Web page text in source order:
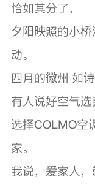
恰如其分了，
夕阳映照的小
动。
四月的徽州 如
有人说好空气选
选择COLMO空
家。
我说，爱家人，